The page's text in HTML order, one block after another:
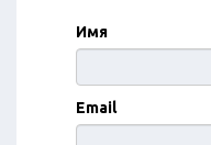
Имя
Email